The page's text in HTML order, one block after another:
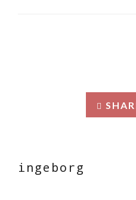
ingeborg